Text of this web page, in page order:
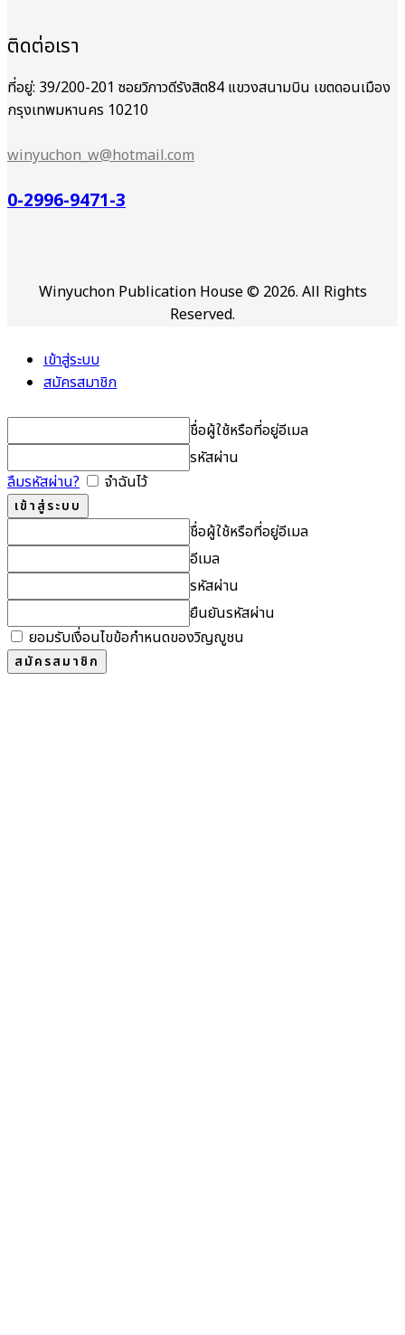
ติดต่อเรา
ที่อยู่: 39/200-201 ซอยวิภาวดีรังสิต84 แขวงสนามบิน เขตดอนเมือง
กรุงเทพมหานคร 10210
winyuchon_w@hotmail.com
0-2996-9471-3
Winyuchon Publication House © 2026. All Rights
Reserved.
เข้าสู่ระบบ
สมัครสมาชิก
ชื่อผู้ใช้หรือที่อยู่อีเมล
รหัสผ่าน
ลืมรหัสผ่าน?
จำฉันไว้
ชื่อผู้ใช้หรือที่อยู่อีเมล
อีเมล
รหัสผ่าน
ยืนยันรหัสผ่าน
ยอมรับเงื่อนไขข้อกำหนดของวิญญูชน